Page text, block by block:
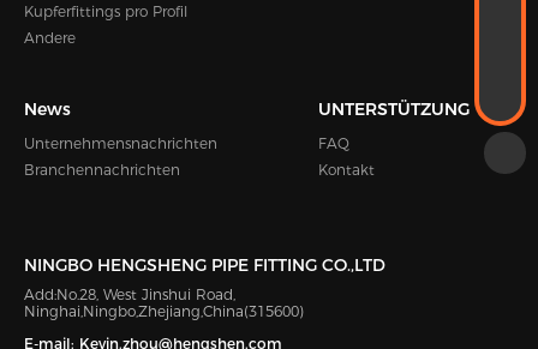
Kupferfittings pro Profil
Andere
News
Unternehmensnachrichten
Branchennachrichten
UNTERSTÜTZUNG
FAQ
Kontakt
NINGBO HENGSHENG PIPE FITTING CO.,LTD
Add:No.28, West Jinshui Road,
Ninghai,Ningbo,Zhejiang,China(315600)
E-mail: Kevin.zhou@hengshen.com